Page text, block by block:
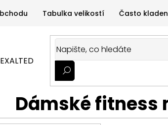
Tabulka velikostí Často
Oblečení GYMTIME Sportovní
GYMTIME Sportovní výživa Zdravá
Dámské fitness